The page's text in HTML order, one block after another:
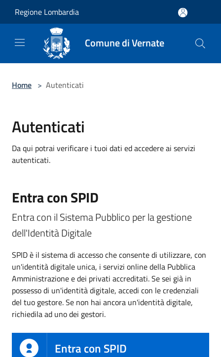
Regione Lombardia
Comune di Vernate
Home > Autenticati
Autenticati
Da qui potrai verificare i tuoi dati ed accedere ai servizi
autenticati.
Entra con SPID
Entra con il Sistema Pubblico per la gestione
dell'Identità Digitale
SPID è il sistema di accesso che consente di utilizzare, con
un'identità digitale unica, i servizi online della Pubblica
Amministrazione e dei privati accreditati. Se sei già in
possesso di un'identità digitale, accedi con le credenziali
del tuo gestore. Se non hai ancora un'identità digitale,
richiedila ad uno dei gestori.
Entra con SPID